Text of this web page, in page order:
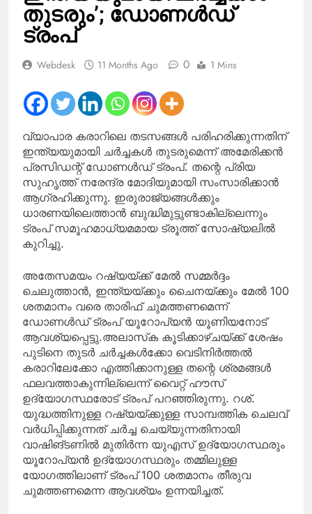
തുടരും’; ഡോണൾഡ്
ട്രംപ്
Webdesk 11 Months Ago 0 1 Mins
വ്യാപാര കരാറിലെ തടസങ്ങൾ പരിഹരിക്കുന്നതിന്
ഇന്ത്യയുമായി ചർച്ചകൾ തുടരുമെന്ന് അമേരിക്കൻ
പ്രസിഡന്റ് ഡോണൾഡ് ട്രംപ്. തന്റെ പ്രിയ
സുഹൃത്ത് നരേന്ദ്ര മോദിയുമായി സംസാരിക്കാൻ
ആഗ്രഹിക്കുന്നു. ഇരുരാജ്യങ്ങൾക്കും
ധാരണയിലെത്താൻ ബുദ്ധിമുട്ടുണ്ടാകില്ലെന്നും
ട്രംപ് സമൂഹമാധ്യമമായ ട്രൂത്ത് സോഷ്യലിൽ
കുറിച്ചു.
അതേസമയം റഷ്യയ്ക്ക് മേൽ സമ്മർദ്ദം
ചെലുത്താൻ, ഇന്ത്യയ്ക്കും ചൈനയ്ക്കും മേൽ 100
​​ശതമാനം വരെ താരിഫ് ചുമത്തണമെന്ന്
ഡോണൾഡ് ട്രംപ് യൂറോപ്യൻ യൂണിയനോട്
ആവശ്യപ്പെട്ടു.അലാസ്‌ക കൂടിക്കാഴ്ചയ്ക്ക് ശേഷം
പുടിനെ തുടർ ചർച്ചകൾക്കോ വെടിനിർത്തൽ
കരാറിലേക്കോ എത്തിക്കാനുള്ള തന്റെ ശ്രമങ്ങൾ
ഫലവത്താകുന്നില്ലെന്ന് വൈറ്റ് ഹൗസ്
ഉദ്യോഗസ്ഥരോട് ട്രംപ് പറഞ്ഞിരുന്നു. റശ്.
യുദ്ധത്തിനുള്ള റഷ്യയ്ക്കുള്ള സാമ്പത്തിക ചെലവ്
വർധിപ്പിക്കുന്നത് ചർച്ച ചെയ്യുന്നതിനായി
വാഷിങ്ടണിൽ മുതിർന്ന യുഎസ് ഉദ്യോഗസ്ഥരും
യൂറോപ്യൻ ഉദ്യോഗസ്ഥരും തമ്മിലുള്ള
യോഗത്തിലാണ് ട്രംപ് 100 ശതമാനം തീരുവ
ചുമത്തണമെന്ന ആവശ്യം ഉന്നയിച്ചത്.